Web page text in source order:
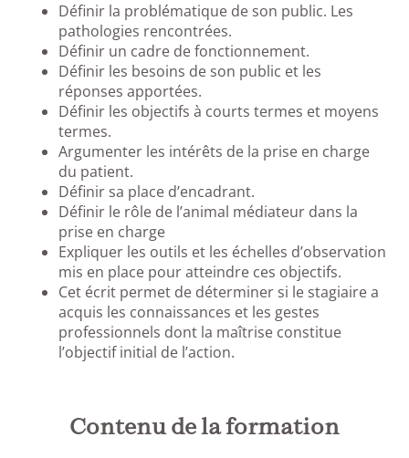
Définir la problématique de son public. Les
pathologies rencontrées.
Définir un cadre de fonctionnement.
Définir les besoins de son public et les
réponses apportées.
Définir les objectifs à courts termes et moyens
termes.
Argumenter les intérêts de la prise en charge
du patient.
Définir sa place d’encadrant.
Définir le rôle de l’animal médiateur dans la
prise en charge
Expliquer les outils et les échelles d’observation
mis en place pour atteindre ces objectifs.
Cet écrit permet de déterminer si le stagiaire a
acquis les connaissances et les gestes
professionnels dont la maîtrise constitue
l’objectif initial de l’action.
Contenu de la formation